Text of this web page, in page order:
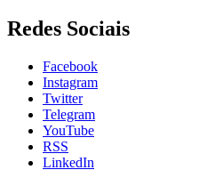
Redes Sociais
Facebook
Instagram
Twitter
Telegram
YouTube
RSS
LinkedIn